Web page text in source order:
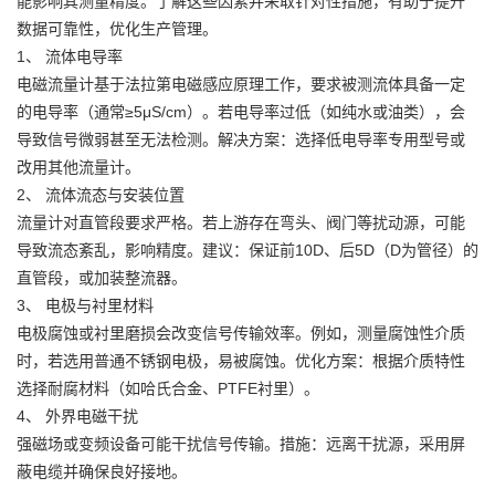
数据可靠性，优化生产管理。
1、 流体电导率
电磁流量计基于法拉第电磁感应原理工作，要求被测流体具备一定
的电导率（通常≥5μS/cm）。若电导率过低（如纯水或油类），会
导致信号微弱甚至无法检测。解决方案：选择低电导率专用型号或
改用其他流量计。
2、 流体流态与安装位置
流量计对直管段要求严格。若上游存在弯头、阀门等扰动源，可能
导致流态紊乱，影响精度。建议：保证前10D、后5D（D为管径）的
直管段，或加装整流器。
3、 电极与衬里材料
电极腐蚀或衬里磨损会改变信号传输效率。例如，测量腐蚀性介质
时，若选用普通不锈钢电极，易被腐蚀。优化方案：根据介质特性
选择耐腐材料（如哈氏合金、PTFE衬里）。
4、 外界电磁干扰
强磁场或变频设备可能干扰信号传输。措施：远离干扰源，采用屏
蔽电缆并确保良好接地。